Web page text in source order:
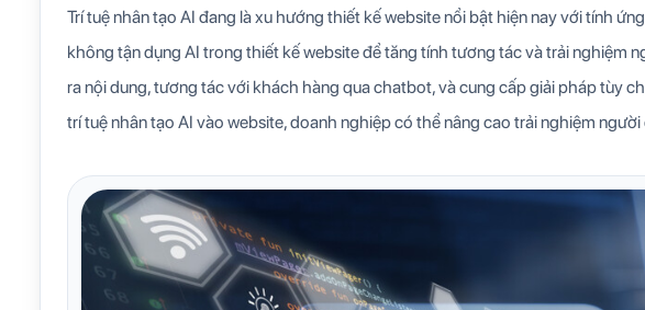
Trí tuệ nhân tạo AI đang là xu hướng thiết kế website nổi bật hiện nay với tính
không tận dụng AI trong thiết kế website để tăng tính tương tác và trải nghiệm
ra nội dung, tương tác với khách hàng qua chatbot, và cung cấp giải pháp tùy
trí tuệ nhân tạo AI vào website, doanh nghiệp có thể nâng cao trải nghiệm